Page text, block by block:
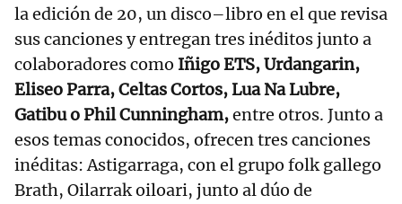
la edición de 20, un disco–libro en el que revisa
sus canciones y entregan tres inéditos junto a
colaboradores como Iñigo ETS, Urdangarin,
Eliseo Parra, Celtas Cortos, Lua Na Lubre,
Gatibu o Phil Cunningham,entre otros. Junto a
esos temas conocidos, ofrecen tres canciones
inéditas: Astigarraga, con el grupo folk gallego
Brath, Oilarrak oiloari, junto al dúo de